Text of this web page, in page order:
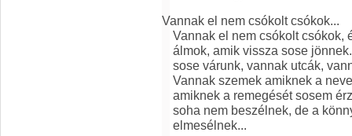
Vannak el nem csókolt csókok...
Vannak el nem csókolt csókok,
álmok, amik vissza sose
sose várunk, vannak utcák,
Vannak szemek amiknek a
amiknek a remegését sosem
soha nem beszélnek, de a
elmesélnek...